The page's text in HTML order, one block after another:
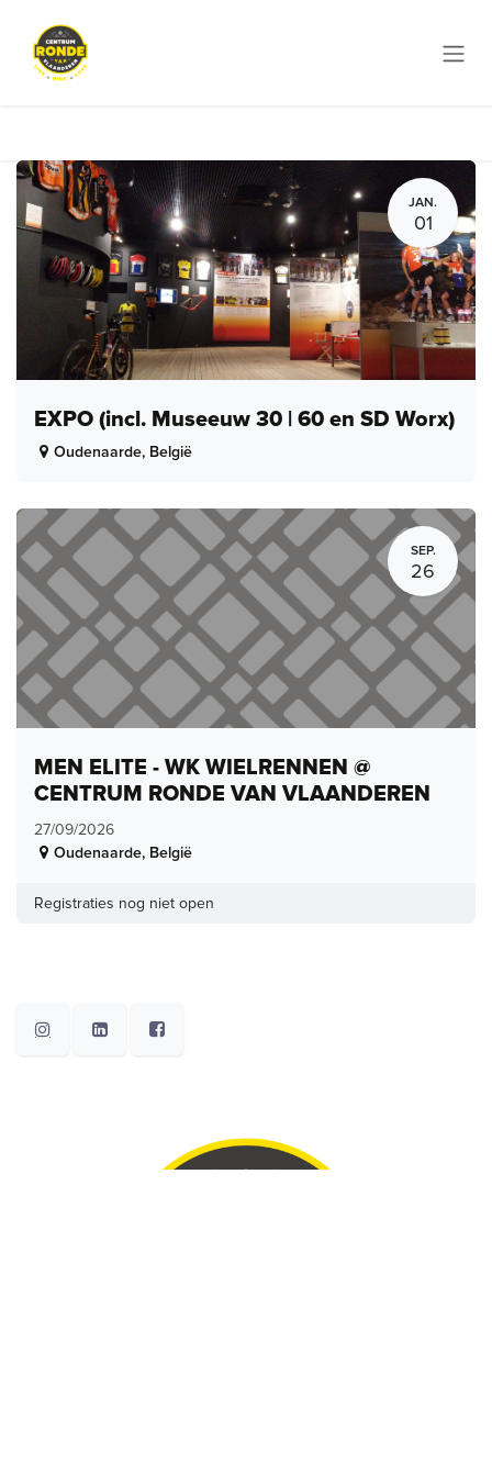
JAN.
01
EXPO (incl. Museeuw 30 | 60 en SD Worx)
Oudenaarde, België
SEP.
26
MEN ELITE - WK WIELRENNEN @
CENTRUM RONDE VAN VLAANDEREN
27/09/2026
Oudenaarde, België
Registraties nog niet open